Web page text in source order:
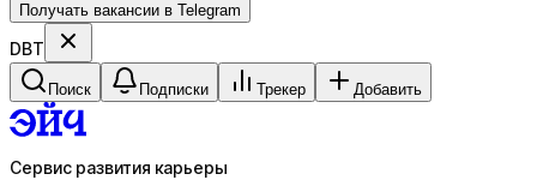
Получать вакансии в Telegram
DBT
Поиск Подписки Трекер Добавить
Сервис развития карьеры